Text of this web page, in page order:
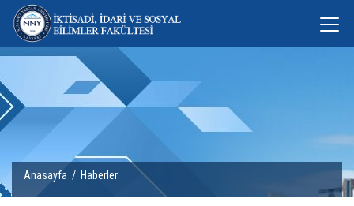
Anasayfa / Haberler